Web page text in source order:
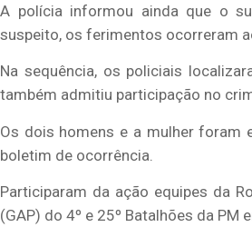
A polícia informou ainda que o
suspeito, os ferimentos ocorreram
Na sequência, os policiais
também admitiu participação no
Os dois homens e a mulher foram
boletim de ocorrência.
Participaram da ação equipes da
(GAP) do 4º e 25º Batalhões da PM